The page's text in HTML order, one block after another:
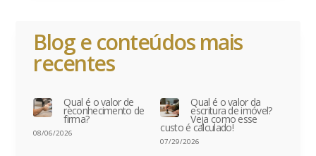
Blog e conteúdos mais
recentes
Qual é o valor de
reconhecimento de
firma?
08/06/2026
Qual é o valor da
escritura de imóvel?
Veja como esse
custo é calculado!
07/29/2026